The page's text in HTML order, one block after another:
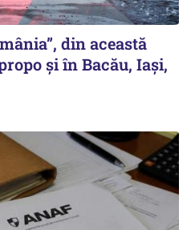
din această
și în Bacău, Iași,